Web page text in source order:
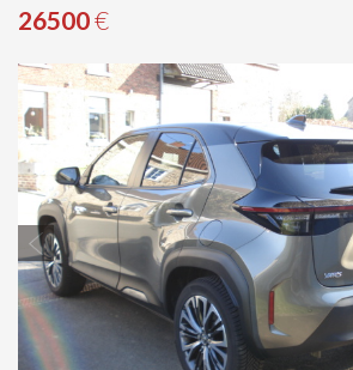
26500€
Previous